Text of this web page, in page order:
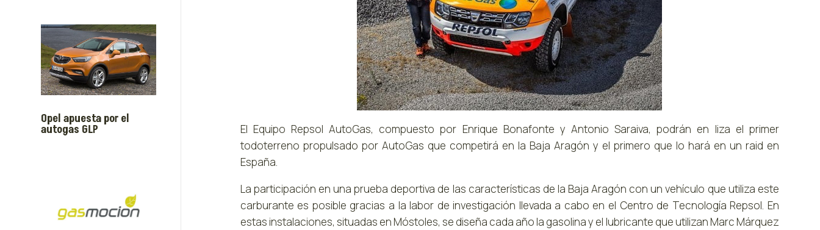
Opel apuesta por el
autogas GLP
El Equipo Repsol AutoGas, compuesto por Enrique Bonafonte y Antonio Saraiva, podrán en liza el primer
todoterreno propulsado por AutoGas que competirá en la Baja Aragón y el primero que lo hará en un raid en
España.
La participación en una prueba deportiva de las características de la Baja Aragón con un vehículo que utiliza este
carburante es posible gracias a la labor de investigación llevada a cabo en el Centro de Tecnología Repsol. En
estas instalaciones, situadas en Móstoles, se diseña cada año la gasolina y el lubricante que utilizan Marc Márquez